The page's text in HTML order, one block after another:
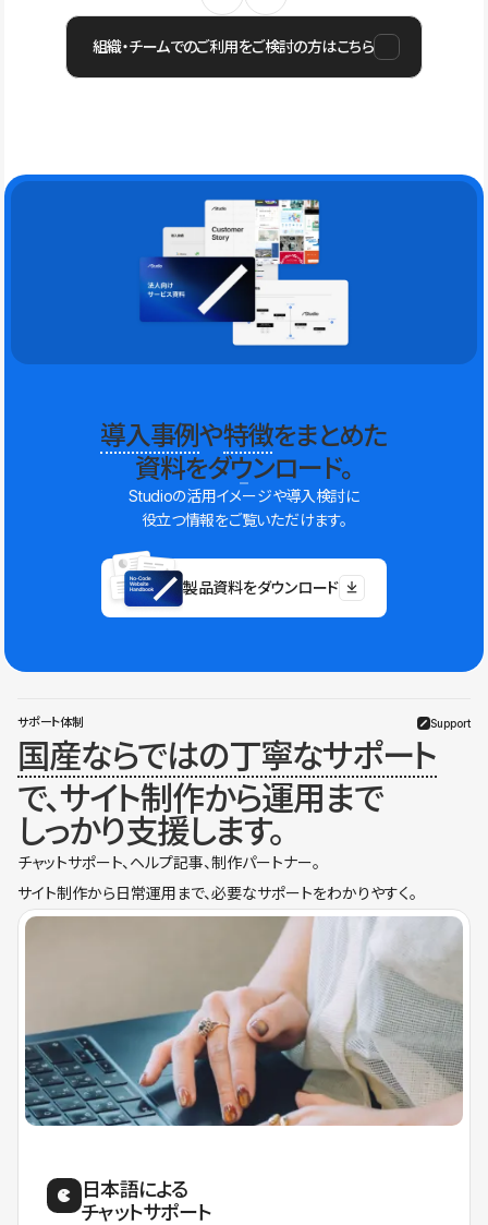
組織・チームでのご利用をご検討の方はこちら
導入事例や特徴をまとめた
資料をダウンロード。
Studioの活用イメージや導入検討に
役立つ情報をご覧いただけます。
製品資料をダウンロード
サポート体制 Support
国産ならではの丁寧なサポート
で、サイト制作から運用まで
しっかり支援します。
チャットサポート、ヘルプ記事、制作パートナー。
サイト制作から日常運用まで、必要なサポートをわかりやすく。
日本語による
チャットサポート